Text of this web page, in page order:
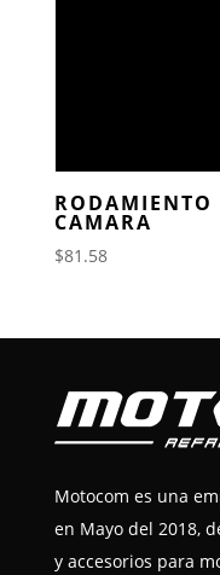
RODAMIENTO
CAMARA
$81.58
Motocom es una
en Mayo del 2018,
y accesorios para